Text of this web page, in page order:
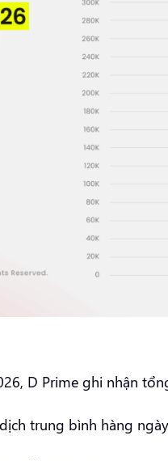
D Prime ghi nhận
trung bình hàng